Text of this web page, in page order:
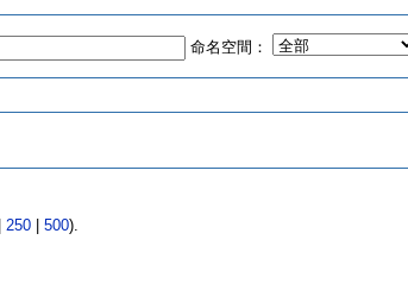
命名空間：
250| 500).